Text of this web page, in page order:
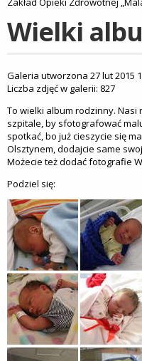
Wielki
Galeria utworzona 27 lut 2015
Liczba zdjęć w galerii: 827
To wielki album rodzinny.
szpitale, by sfotografować
spotkać, bo już cieszycie się
Olsztynem, dodajcie same
Możecie też dodać fotografie
Podziel się: